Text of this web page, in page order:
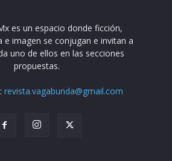
es un espacio donde ficción,
e imagen se conjugan e invitan a
uno de ellos en las secciones
propuestas.
revista.vagabunda@gmail.com